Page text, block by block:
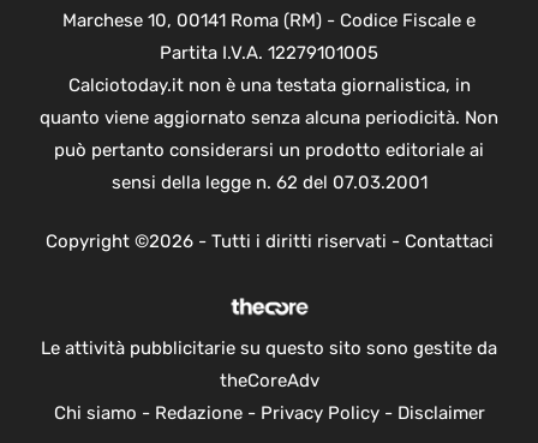
Marchese 10, 00141 Roma (RM) - Codice Fiscale e
Partita I.V.A. 12279101005
Calciotoday.it non è una testata giornalistica, in
quanto viene aggiornato senza alcuna periodicità. Non
può pertanto considerarsi un prodotto editoriale ai
sensi della legge n. 62 del 07.03.2001
Copyright ©2026 - Tutti i diritti riservati - Contattaci
Le attività pubblicitarie su questo sito sono gestite da
theCoreAdv
Chi siamo - Redazione- Privacy Policy- Disclaimer